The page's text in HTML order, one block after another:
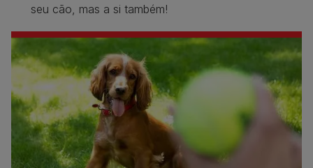
seu cão, mas a si também!